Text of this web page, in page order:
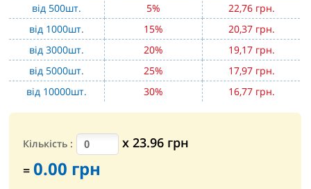
від 500шт.
5%
22,76 грн.
від 1000шт.
15%
20,37 грн.
від 3000шт.
20%
19,17 грн.
від 5000шт.
25%
17,97 грн.
від 10000шт.
30% 16,77 грн.
Кількість : х23.96 грн
=0.00 грн